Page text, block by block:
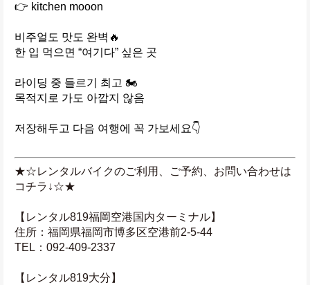
👉 kitchen mooon
비주얼도 맛도 완벽🔥
한 입 먹으면 “여기다” 싶은 곳
라이딩 중 들르기 최고 🏍️
목적지로 가도 아깝지 않음
저장해두고 다음 여행에 꼭 가보세요👇
★☆レンタルバイクのご利用、ご予約、お問い合わせは
コチラ↓☆★
【レンタル819福岡空港国内ターミナル】
住所：福岡県福岡市博多区空港前2-5-44
TEL：092-409-2337
【レンタル819大分】